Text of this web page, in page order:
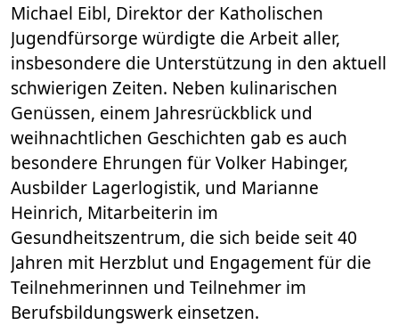
Michael Eibl, Direktor der Katholischen
Jugendfürsorge würdigte die Arbeit aller,
insbesondere die Unterstützung in den aktuell
schwierigen Zeiten. Neben kulinarischen
Genüssen, einem Jahresrückblick und
weihnachtlichen Geschichten gab es auch
besondere Ehrungen für Volker Habinger,
Ausbilder Lagerlogistik, und Marianne
Heinrich, Mitarbeiterin im
Gesundheitszentrum, die sich beide seit 40
Jahren mit Herzblut und Engagement für die
Teilnehmerinnen und Teilnehmer im
Berufsbildungswerk einsetzen.